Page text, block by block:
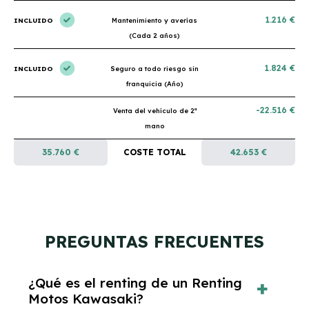
INCLUIDO
Mantenimiento y averías
(Cada 2 años)
1.216 €
INCLUIDO
Seguro a todo riesgo sin
franquicia (Año)
1.824 €
Venta del vehículo de 2ª
mano
-22.516 €
35.760 € COSTE TOTAL 42.653 €
PREGUNTAS FRECUENTES
¿Qué es el renting de un Renting
Motos Kawasaki?